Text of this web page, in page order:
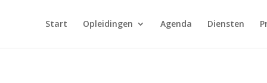
Start Opleidingen Agenda Diensten